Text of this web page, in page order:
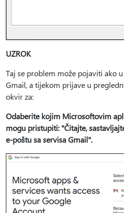
UZROK
Taj se problem može pojaviti ako
Gmail, a tijekom prijave u
okvir za:
Odaberite kojim Microsoftovim
mogu pristupiti: "Čitajte,
e-poštu sa servisa Gmail".